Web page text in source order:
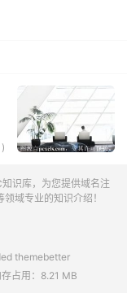
)
识库，为您提供域名注
域专业的知识介绍！
themebetter
占用：8.21 MB